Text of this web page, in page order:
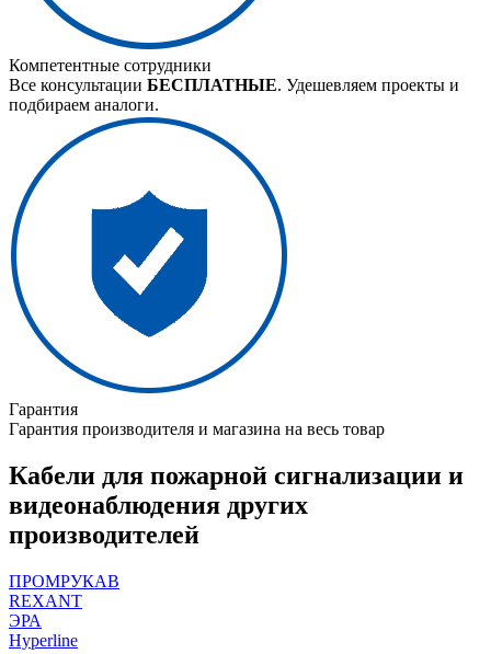
Компетентные сотрудники
Все консультации БЕСПЛАТНЫЕ. Удешевляем проекты и
подбираем аналоги.
Гарантия
Гарантия производителя и магазина на весь товар
Кабели для пожарной сигнализации и
видеонаблюдения других
производителей
ПРОМРУКАВ
REXANT
ЭРА
Hyperline